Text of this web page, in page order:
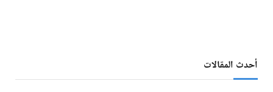
أحدث المقالات